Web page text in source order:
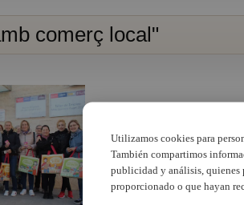
comerç local"
Utilizamos cookies para
También compartimos
publicidad y análisis, quienes
proporcionado o que hayan